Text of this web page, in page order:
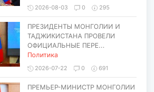
2026-08-03 0 295
ПРЕЗИДЕНТЫ МОНГОЛИИ И
ТАДЖИКИСТАНА ПРОВЕЛИ
ОФИЦИАЛЬНЫЕ ПЕРЕ...
Политика
2026-07-22 0 691
ПРЕМЬЕР-МИНИСТР МОНГОЛИИ